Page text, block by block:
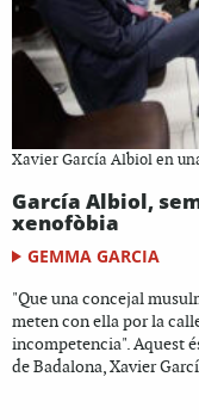
Xavier García Albiol en
García Albiol,
xenofòbia
GEMMA GARCIA
"Que una concejal
meten con ella por la
incompetencia". Aquest
de Badalona, Xavier